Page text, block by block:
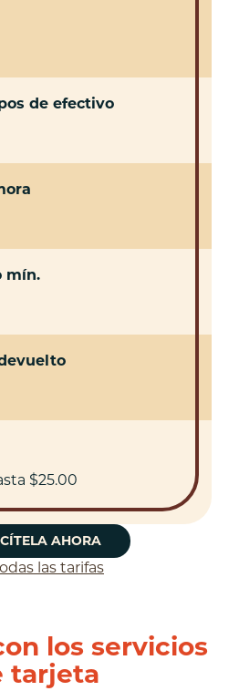
de efectivo
mín.
$25.00
AHORA
las tarifas
los servicios
tarjeta